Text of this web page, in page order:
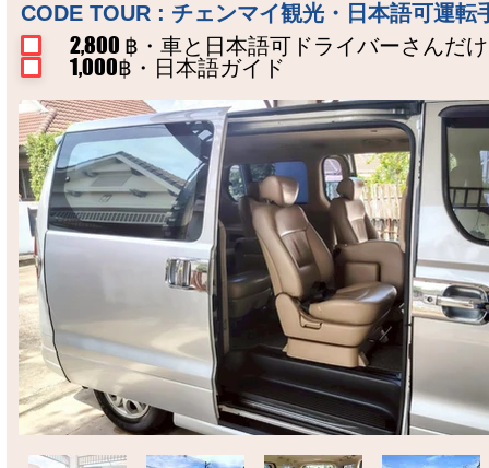
CODE TOUR : チェンマイ観光・日本語可運
2,800 ฿・車と日本語可ドライバーさんだ
1,000฿・日本語ガイド